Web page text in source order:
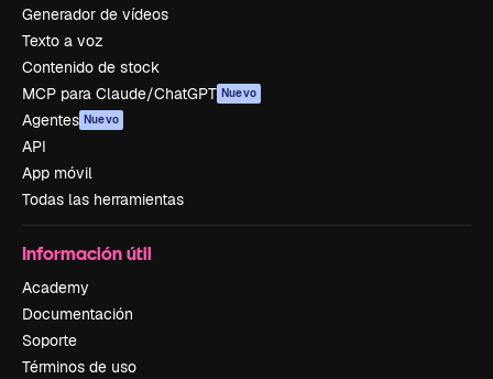
Generador de vídeos
Texto a voz
Contenido de stock
MCP para Claude/ChatGPT Nuevo
Agentes Nuevo
API
App móvil
Todas las herramientas
Información útil
Academy
Documentación
Soporte
Términos de uso